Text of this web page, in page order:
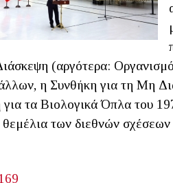
(αργότερα:
η Συνθήκη για τη Μη
τα Βιολογικά Όπλα του
θεμέλια των διεθνών σχέσεων